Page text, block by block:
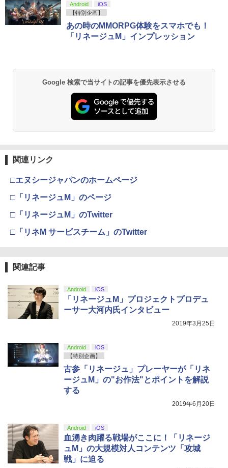
￥1,280
￥2,783
版
【中古】REANIMAL(リアニマル)ソフト:
ン・ゲーム
￥3,930
5
￥4,890
￥3,960
￥4,000
【楽天ブックス限定全巻購入特典】逃げ
ay】(描き下ろしイラスト(時行 B)使用 A
特典】逃げ上手の若君 7 (完全生産限定
行 B)使用 A3タペストリー+アクリルキ
5
【楽天ブックス限定全巻購入特典】逃げ
上手の若君 12 (完全生産限定版)【Blu-
ray】(描き下ろしイラスト(時行 B)使用
￥7,150
1
スプラトゥーン レイダース|オンライン
コード版
￥5,832
スプラトゥーン レイダース -Switch2
￥6,449
4
ニンテンドープリペイド番号 9000円|オ
ンラインコード版
￥5,000
1
PlayStation 5 デジタル・エディション
日本語専用 Console Language: Japan
ese only (CFI-2200B01)
￥55,000
Beast of Reincarnation -PS5 【特典】
プロダクトコード 封入
￥7,286
￥11,980
【純正品】DualSense ワイヤレスコン
ZCT2J01)
5
【純正品】DualSense ワイヤレスコン
トローラー(CFI-ZCT2J)
￥10,737
1
【純正品】Xbox ワイヤレス コントロー
ラー + USB-C® ケーブル
￥8,300
2
【純正品】Xbox ワイヤレス コントロー
ラー (ロボット ホワイト)
【純正品】Xbox ワイヤレス コントロー
【純正品】Xbox 充電式バッテリー + US
5
S5、PS5 Pro、Xbox One、Xbox Serie
s X|S 対応の高精度 H パターン シフター
￥14,141
1
劇場版「鬼滅の刃」無限城編 第一章 猗
窩座再来 通常版 [Blu-ray]
￥3,982
劇場版「鬼滅の刃」無限城編 第一章 猗
窩座再来 通常版 [DVD]
￥3,523
カー特典:【坤と離】二振りの剣、十翼よ
ボード付) [Blu-ray]
￥10,780
『映画 ラブライブ！蓮ノ空女学院スクー
y』Blu-ray（特装限定版）
￥8,589
Android
iOS
【特別企画】
あの時のMMORPG体験をスマホでも！
「リネージュM」インプレッション
Google 検索で当サイトの記事を優先表示させる
関連リンク
□エヌシージャパンのホームページ
□「リネージュM」のページ
□「リネージュM」のTwitter
□「リネM サービスチーム」のTwitter
関連記事
Android iOS
「リネージュM」プロジェクトプロデュ
ーサー大河内氏インタビュー
2019年3月25日
Android
iOS
【特別企画】
古参「リネージュ」プレーヤーが「リネ
ージュM」の"お作法"とポイントを解説
する
2019年6月20日
Android iOS
血湧き肉躍る戦場がここに！「リネージ
ュM」の大規模対人コンテンツ「攻城
戦」に迫る